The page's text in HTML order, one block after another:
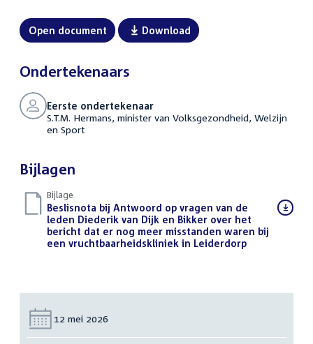
Open document Download
Ondertekenaars
Eerste ondertekenaar
S.T.M. Hermans, minister van Volksgezondheid, Welzijn
en Sport
Bijlagen
Bijlage
Download
bestand:
Beslisnota bij Antwoord op vragen van de
leden Diederik van Dijk en Bikker over het
bericht dat er nog meer misstanden waren bij
een vruchtbaarheidskliniek in Leiderdorp(PDF)
Datum:
12 mei 2026